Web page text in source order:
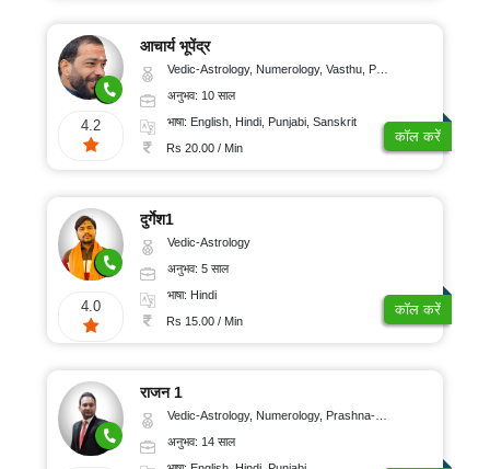
4.2
आचार्य भूपेंद्र
Vedic-Astrology, Numerology, Vasthu, Psychology, Prashna-Kundali
अनुभव: 10 साल
भाषा: English, Hindi, Punjabi, Sanskrit
Rs 20.00 / Min
कॉल करें
4.0
दुर्गेश1
Vedic-Astrology
अनुभव: 5 साल
भाषा: Hindi
Rs 15.00 / Min
कॉल करें
राजन 1
Vedic-Astrology, Numerology, Prashna-Kundali
अनुभव: 14 साल